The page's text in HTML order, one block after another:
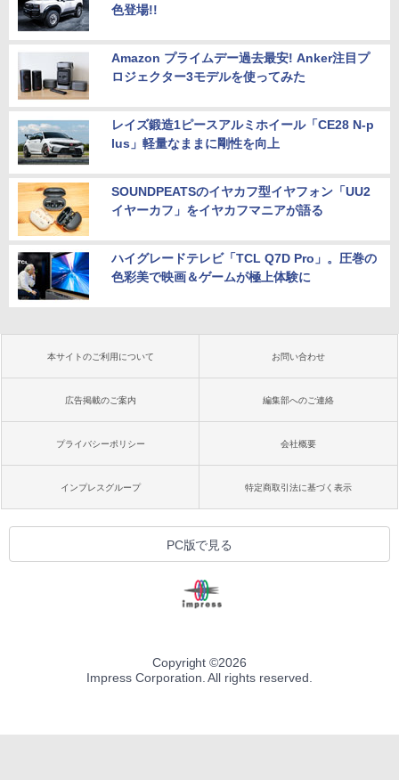
色登場!!
Amazon プライムデー過去最安! Anker注目プ
ロジェクター3モデルを使ってみた
レイズ鍛造1ピースアルミホイール「CE28 N-p
lus」軽量なままに剛性を向上
SOUNDPEATSのイヤカフ型イヤフォン「UU2
イヤーカフ」をイヤカフマニアが語る
ハイグレードテレビ「TCL Q7D Pro」。圧巻の
色彩美で映画＆ゲームが極上体験に
本サイトのご利用について お問い合わせ
広告掲載のご案内 編集部へのご連絡
プライバシーポリシー 会社概要
インプレスグループ 特定商取引法に基づく表示
PC版で見る
Copyright ©2026
Impress Corporation. All rights reserved.